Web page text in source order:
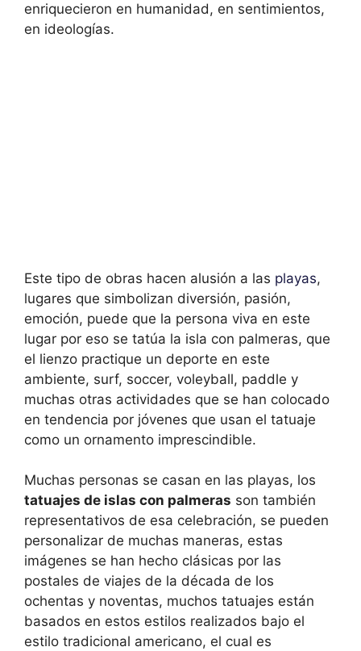
enriquecieron en humanidad, en sentimientos,
en ideologías.
Este tipo de obras hacen alusión a las playas,
lugares que simbolizan diversión, pasión,
emoción, puede que la persona viva en este
lugar por eso se tatúa la isla con palmeras, que
el lienzo practique un deporte en este
ambiente, surf, soccer, voleyball, paddle y
muchas otras actividades que se han colocado
en tendencia por jóvenes que usan el tatuaje
como un ornamento imprescindible.
Muchas personas se casan en las playas, los
tatuajes de islas con palmeras son también
representativos de esa celebración, se pueden
personalizar de muchas maneras, estas
imágenes se han hecho clásicas por las
postales de viajes de la década de los
ochentas y noventas, muchos tatuajes están
basados en estos estilos realizados bajo el
estilo tradicional americano, el cual es